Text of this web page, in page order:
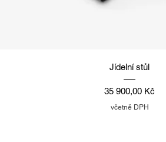
Rychlý náhled
Jídelní stůl
Cena
35 900,00 Kč
včetně DPH